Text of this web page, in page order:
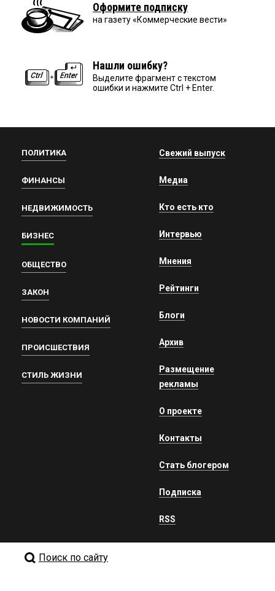
Оформите подписку
на газету «Коммерческие вести»
Нашли ошибку?
Выделите фрагмент с текстом
ошибки и нажмите Ctrl + Enter.
ПОЛИТИКА
ФИНАНСЫ
НЕДВИЖИМОСТЬ
БИЗНЕС
ОБЩЕСТВО
ЗАКОН
НОВОСТИ КОМПАНИЙ
ПРОИСШЕСТВИЯ
СТИЛЬ ЖИЗНИ
Свежий выпуск
Медиа
Кто есть кто
Интервью
Мнения
Рейтинги
Блоги
Архив
Размещение
рекламы
О проекте
Контакты
Стать блогером
Подписка
RSS
Поиск по сайту